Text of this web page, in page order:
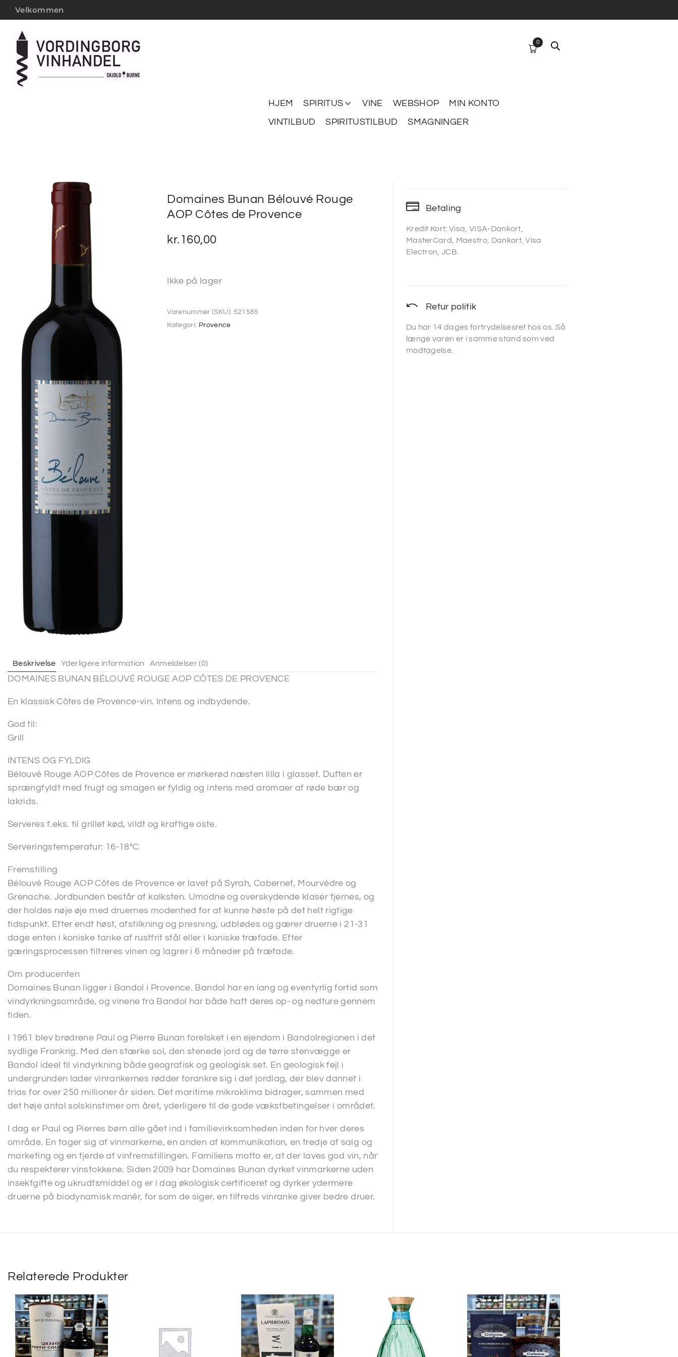
Velkommen
HJEM SPIRITUS VINE WEBSHOP
MIN KONTO
VINTILBUD
SPIRITUSTILBUD SMAGNINGER
0
Domaines Bunan Bélouvé Rouge
AOP Côtes de Provence
kr. 160,00
Ikke på lager
Varenummer (SKU): 521585
Kategori: Provence
Beskrivelse Yderligere information Anmeldelser (0)
DOMAINES BUNAN BÉLOUVÉ ROUGE AOP CÔTES DE PROVENCE
En klassisk Côtes de Provence-vin. Intens og indbydende.
God til:
Grill
INTENS OG FYLDIG
Bélouvé Rouge AOP Côtes de Provence er mørkerød næsten lilla i glasset. Duften er
sprængfyldt med frugt og smagen er fyldig og intens med aromaer af røde bær og
lakrids.
Serveres f.eks. til grillet kød, vildt og kraftige oste.
Serveringstemperatur: 16-18°C
Fremstilling
Bélouvé Rouge AOP Côtes de Provence er lavet på Syrah, Cabernet, Mourvèdre og
Grenache. Jordbunden består af kalksten. Umodne og overskydende klaser fjernes, og
der holdes nøje øje med druernes modenhed for at kunne høste på det helt rigtige
tidspunkt. Efter endt høst, afstilkning og presning, udblødes og gærer druerne i 21-31
dage enten i koniske tanke af rustfrit stål eller i koniske træfade. Efter
gæringsprocessen filtreres vinen og lagrer i 6 måneder på træfade.
Om producenten
Domaines Bunan ligger i Bandol i Provence. Bandol har en lang og eventyrlig fortid som
vindyrkningsområde, og vinene fra Bandol har både haft deres op- og nedture gennem
tiden.
I 1961 blev brødrene Paul og Pierre Bunan forelsket i en ejendom i Bandolregionen i det
sydlige Frankrig. Med den stærke sol, den stenede jord og de tørre stenvægge er
Bandol ideel til vindyrkning både geografisk og geologisk set. En geologisk fejl i
undergrunden lader vinrankernes rødder forankre sig i det jordlag, der blev dannet i
trias for over 250 millioner år siden. Det maritime mikroklima bidrager, sammen med
det høje antal solskinstimer om året, yderligere til de gode vækstbetingelser i området.
I dag er Paul og Pierres børn alle gået ind i familievirksomheden inden for hver deres
område. En tager sig af vinmarkerne, en anden af kommunikation, en tredje af salg og
marketing og en fjerde af vinfremstillingen. Familiens motto er, at der laves god vin, når
du respekterer vinstokkene. Siden 2009 har Domaines Bunan dyrket vinmarkerne uden
insektgifte og ukrudtsmiddel og er i dag økologisk certificeret og dyrker ydermere
druerne på biodynamisk manér, for som de siger, en tilfreds vinranke giver bedre druer.
Betaling
Kredit Kort: Visa, VISA-Dankort,
MasterCard, Maestro, Dankort, Visa
Electron, JCB.
Retur politik
Du har 14 dages fortrydelsesret hos os. Så
længe varen er i samme stand som ved
modtagelse.
Relaterede Produkter